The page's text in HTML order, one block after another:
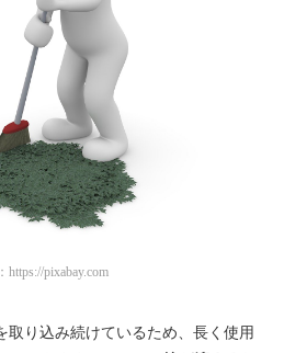
https://pixabay.com
取り込み続けているため、長く使用